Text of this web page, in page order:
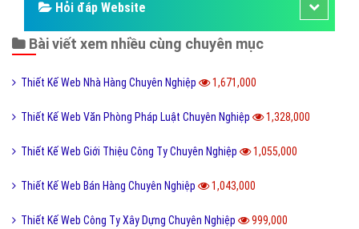
Hỏi đáp Website
Bài viết xem nhiều cùng chuyên mục
Thiết Kế Web Nhà Hàng Chuyên Nghiệp 1,671,000
Thiết Kế Web Văn Phòng Pháp Luật Chuyên Nghiệp 1,328,000
Thiết Kế Web Giới Thiệu Công Ty Chuyên Nghiệp 1,055,000
Thiết Kế Web Bán Hàng Chuyên Nghiệp 1,043,000
Thiết Kế Web Công Ty Xây Dựng Chuyên Nghiệp 999,000